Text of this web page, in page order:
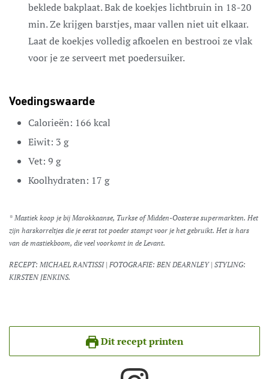
beklede bakplaat. Bak de koekjes lichtbruin in 18-20
min. Ze krijgen barstjes, maar vallen niet uit elkaar.
Laat de koekjes volledig afkoelen en bestrooi ze vlak
voor je ze serveert met poedersuiker.
Voedingswaarde
Calorieën: 166 kcal
Eiwit: 3 g
Vet: 9 g
Koolhydraten: 17 g
* Mastiek koop je bij Marokkaanse, Turkse of Midden-Oosterse supermarkten. Het
zijn harskorreltjes die je eerst tot poeder stampt voor je het gebruikt. Het is hars
van de mastiekboom, die veel voorkomt in de Levant.
RECEPT: MICHAEL RANTISSI | FOTOGRAFIE: BEN DEARNLEY | STYLING:
KIRSTEN JENKINS.
Dit recept printen